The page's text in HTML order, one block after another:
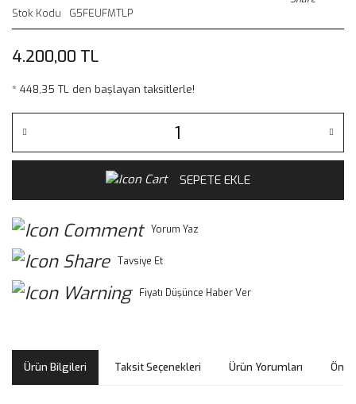
Stok Kodu G5FEUFMTLP
4.200,00 TL
* 448,35 TL den başlayan taksitlerle!
SEPETE EKLE
Yorum Yaz
Tavsiye Et
Fiyatı Düşünce Haber Ver
Ürün Bilgileri Taksit Seçenekleri Ürün Yorumları